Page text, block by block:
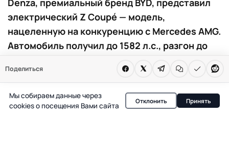
Поделиться
Denza, премиальный бренд BYD, представил
электрический Z Coupé — модель,
нацеленную на конкуренцию с Mercedes AMG.
Автомобиль получил до 1582 л.с., разгон до
представление о китайских спорткарах.
482 лошадиные силы в базовой версии и до 1582 л.с. в
топовой — такими цифрами Denza Z Coupé сразу
Мы собираем данные через
cookies о посещения Вами сайта
Отклонить Принять